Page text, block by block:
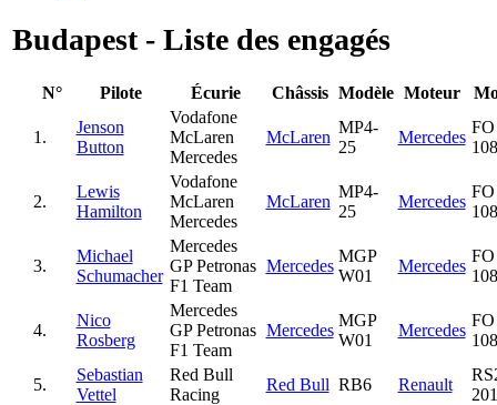
Budapest - Liste des engagés
N° Pilote Écurie Châssis Modèle Moteur
1.
Jenson
Button
Vodafone
McLaren
Mercedes
McLaren
MP4-
25
Mercedes
FO
2.
Lewis
Hamilton
Vodafone
McLaren
Mercedes
McLaren
MP4-
25
Mercedes
FO
3.
Michael
Schumacher
Mercedes
GP Petronas
F1 Team
Mercedes
MGP
W01
Mercedes
FO
4.
Nico
Rosberg
Mercedes
GP Petronas
F1 Team
Mercedes
MGP
W01
Mercedes
FO
5.
Sebastian
Vettel
Red Bull
Racing
Red Bull RB6 Renault